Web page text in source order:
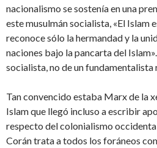
nacionalismo se sostenía en una
este musulmán socialista, «El Islam
reconoce sólo la hermandad y la
naciones bajo la pancarta del
socialista, no de un fundamentalista
Tan convencido estaba Marx de la
Islam que llegó incluso a escribir
respecto del colonialismo
Corán trata a todos los foráneos